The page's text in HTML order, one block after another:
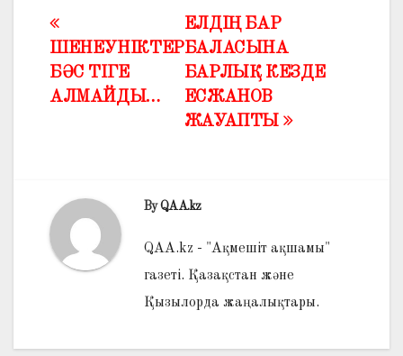
Жазба
навигациясы
ЕЛДІҢ БАР
БАЛАСЫНА
БАРЛЫҚ КЕЗДЕ
ЕСЖАНОВ
ЖАУАПТЫ
ШЕНЕУНІКТЕР
БӘС ТІГЕ
АЛМАЙДЫ…
ByQAA.kz
QAA.kz - "Ақмешіт ақшамы"
газеті. Қазақстан және
Қызылорда жаңалықтары.